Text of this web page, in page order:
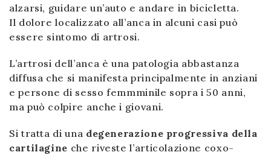
alzarsi, guidare un’auto e andare in bicicletta.
Il dolore localizzato all’anca in alcuni casi può
essere sintomo di artrosi.
L’artrosi dell’anca è una patologia abbastanza
diffusa che si manifesta principalmente in anziani
e persone di sesso femmminile sopra i 50 anni,
ma può colpire anche i giovani.
Si tratta di una degenerazione progressiva della
cartilagine che riveste l’articolazione coxo-